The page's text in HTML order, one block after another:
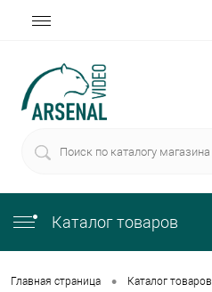
Каталог товаров
Главная страница • Каталог товаров